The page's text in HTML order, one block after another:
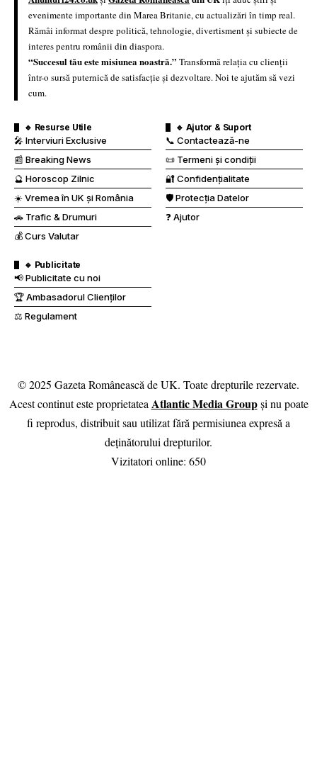
evenimente importante din Marea Britanie, cu actualizări în timp real.
Rămâi informat despre politică, tehnologie, divertisment și subiecte de
interes pentru românii din diaspora.
“Succesul tău este misiunea noastră.” Transformă relația cu clienții
într-o sursă puternică de satisfacție și dezvoltare. Noi te ajutăm să vezi
cum.
🔹 Resurse Utile
🎤 Interviuri Exclusive
📰 Breaking News
🔮 Horoscop Zilnic
☀️ Vremea în UK și România
🚗 Trafic & Drumuri
💰 Curs Valutar
🔹 Ajutor & Suport
📞 Contactează-ne
📜 Termeni și condiții
🔐 Confidențialitate
🛡️ Protecția Datelor
❓ Ajutor
🔹 Publicitate
📢 Publicitate cu noi
🏆 Ambasadorul Clienților
⚖️ Regulament
© 2025 Gazeta Românească de UK. Toate drepturile rezervate.
Acest continut este proprietatea Atlantic Media Groupși nu poate
fi reprodus, distribuit sau utilizat fără permisiunea expresă a
deținătorului drepturilor.
Vizitatori online: 650